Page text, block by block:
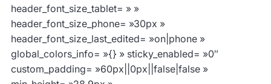
header_font_size_tablet= » »
header_font_size_phone= »30px »
header_font_size_last_edited= »on|phone »
global_colors_info= »{} » sticky_enabled= »0″
custom_padding= »60px||0px||false|false »